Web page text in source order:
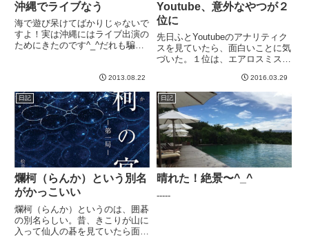
沖縄でライブなう
海で遊び呆けてばかりじゃないで
すよ！実は沖縄にはライブ出演の
ためにきたのです^_^だれも騙さ
てた三線のライブでした^_^-----
2013.08.22
Youtube、意外なやつが２
位に
先日ふとYoutubeのアナリティク
スを見ていたら、面白いことに気
づいた。１位は、エアロスミスの
す。まあこれはいいとして、2位
がWMDのEQ使ってみた動画だっ
たのは意外。。。こんなんニーズ
あったんだ...
2016.03.29
日記
爛柯（らんか）という別名
がかっこいい
爛柯（らんか）というのは、囲碁
の別名らしい。昔、きこりが山に
入って仙人の碁を見ていたら面白
日記
晴れた！絶景〜^_^
-----